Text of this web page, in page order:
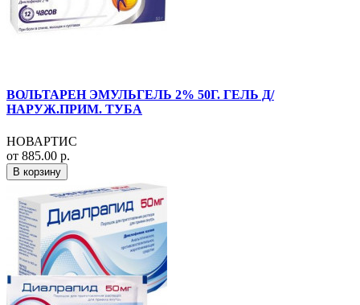
ВОЛЬТАРЕН ЭМУЛЬГЕЛЬ 2% 50Г. ГЕЛЬ Д/
НАРУЖ.ПРИМ. ТУБА
НОВАРТИС
от 885.00 р.
В корзину